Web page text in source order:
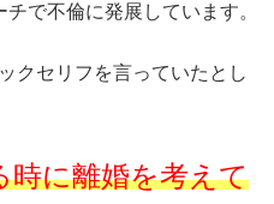
で不倫に発展しています。
クセリフを言っていたとし
時に離婚を考えて